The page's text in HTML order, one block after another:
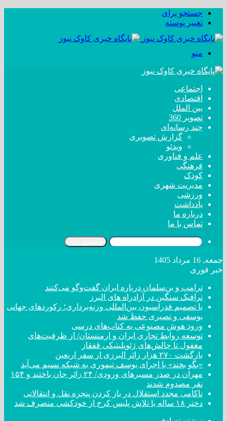
جستجو برای
تغییر پوسته
منو
اجتماعی
اقتصادی
بین الملل
تصویر 360
چند رسانه‌ای
گزارش تصویری
ویدئو
علم و فناوری
فرهنگی
کودک
مدیریت شهری
ورزشی
یادداشت
درباره ما
تماس با ما
جمعه, 16 مرداد 1405
خبر فوری
ترامپ و بن‌سلمان درباره ایران گفت‌و‌گو می‌کنند
ترافیک سنگین در آزادراه های البرز
با تصمیم فدراسیون بین‌المللی وزنه‌برداری؛ رکورد‌های جهانی
یوسفی و نصیری حفظ شد
ورود هوش مصنوعی به کتاب‌های درسی
توسعه روابط تجاری ایران و ارمنستان/ از ظرفیت‌های
مغفول تا چالش‌های ژئوپلیتیکی قفقاز
بازگشت ۲۷۰ هزار زائر البرزی از سفر اربعین
«بگو بخند» با اجرای یوسف تیموری به شبکه نسیم می‌آید
مهران در صدر مسیر‌های ورودی/ ۲۴ زائر جان باختند و ۱۵۴
نفر مصدوم شدند
ناکامی مجدد استقلال در باز کردن پنجره نقل و انتقالاتی
دختر ‌۱۸‌ ‌ساله‌ با تلاش پلیس کرج از خودکشی منصرف شد